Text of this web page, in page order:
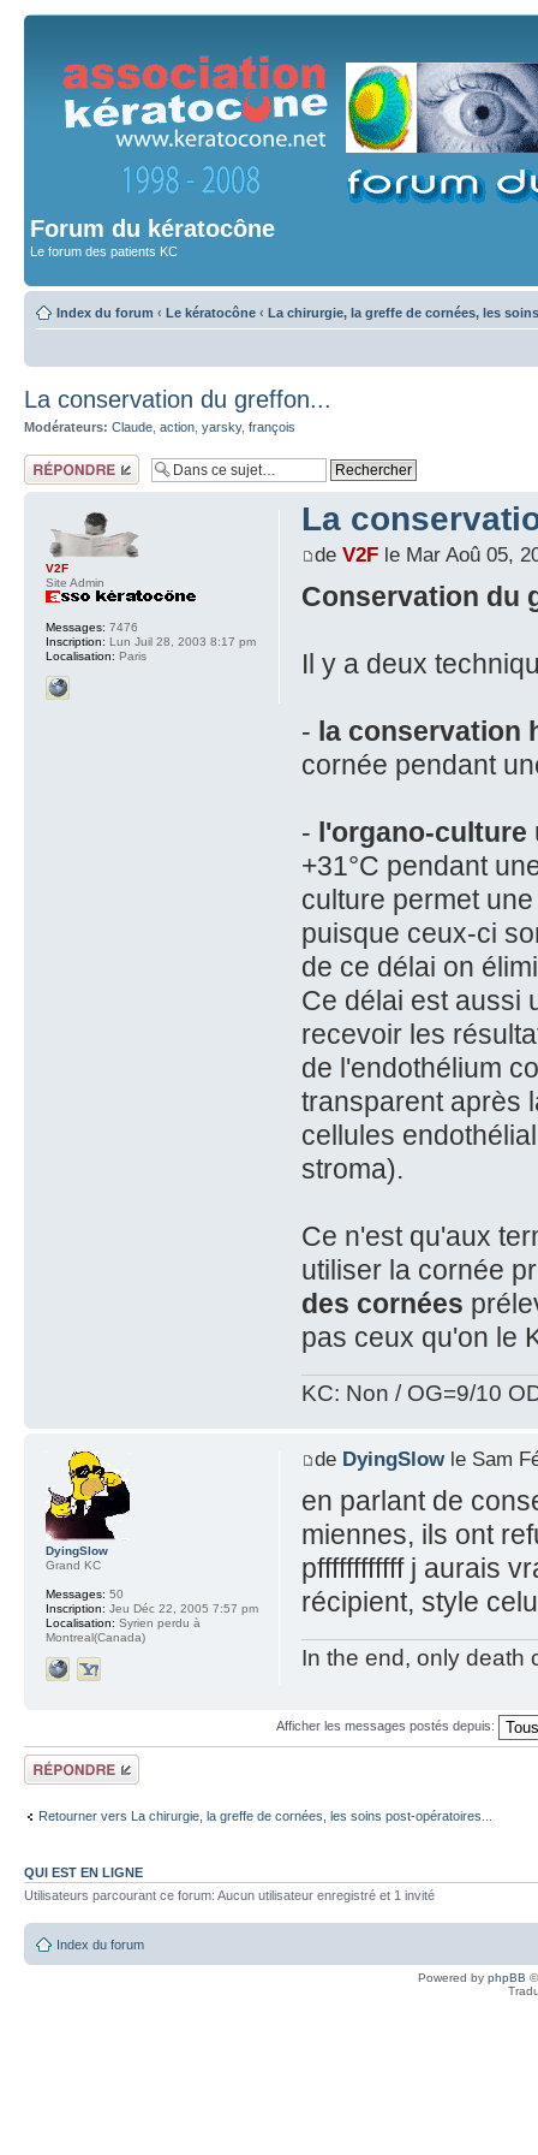
Forum du kératocône
Le forum des patients KC
Index du forum ‹ Le kératocône ‹ La chirurgie, la greffe de cornées, les
La conservation du greffon...
Modérateurs: Claude action yarsky, françois
Répondre
La
de V2Fle Mar Aoû 05,
Conservation du
Il y a deux
- la conservation
cornée pendant
- l'organo-culture
+31°C pendant
culture permet
puisque ceux-ci
de ce délai on
Ce délai est aussi
recevoir les
de l'endothélium
transparent après
cellules
stroma).
Ce n'est qu'aux
utiliser la cornée
des cornées
pas ceux qu'on le
KC: Non / OG=9/10
V2F
Site Admin
Messages: 7476
Inscription: Lun Juil 28, 2003 8:17 pm
Localisation: Paris
de DyingSlowle Sam
en parlant de
miennes, ils ont
pffffffffffff j aurais
récipient, style
In the end, only death
DyingSlow
Grand KC
Messages: 50
Inscription: Jeu Déc 22, 2005 7:57 pm
Localisation: Syrien perdu à
Montreal(Canada)
Afficher les messages postés depuis:
Répondre
Retourner vers La chirurgie, la greffe de cornées, les soins post-opératoires...
QUI EST EN LIGNE
Utilisateurs parcourant ce forum: Aucun utilisateur enregistré et 1 invité
Index du forum
Powered by phpBB